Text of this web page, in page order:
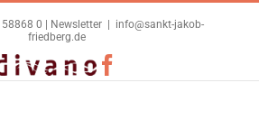
0 | Newsletter
info@sankt-jakob-
friedberg.de